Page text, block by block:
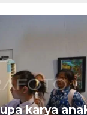
karya